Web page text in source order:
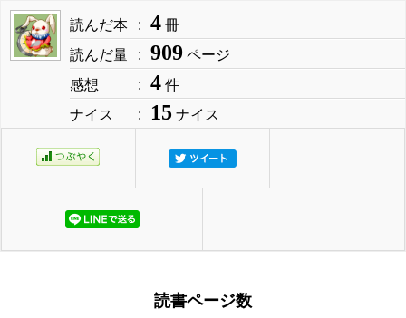
読んだ本 4 冊
読んだ量
909 ページ
感想
4 件
ナイス
15 ナイス
読書ページ数